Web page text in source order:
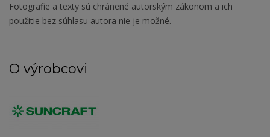
Fotografie a texty sú chránené autorským zákonom a ich
použitie bez súhlasu autora nie je možné.
O výrobcovi